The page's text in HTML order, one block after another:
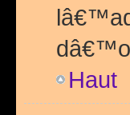
Haut